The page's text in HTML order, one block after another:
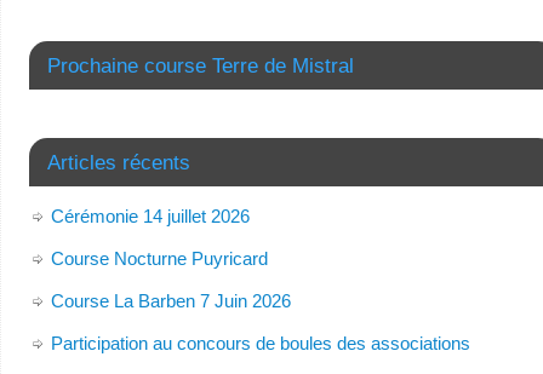
Prochaine course Terre de Mistral
Articles récents
Cérémonie 14 juillet 2026
Course Nocturne Puyricard
Course La Barben 7 Juin 2026
Participation au concours de boules des associations